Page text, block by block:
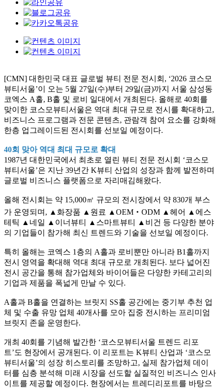
[CMN] 대한민국 대표 글로벌 뷰티 전문 전시회, ‘2026 코스모
뷰티서울’이 오는 5월 27일(수)부터 29일(금)까지 서울 삼성동
코엑스 A홀, B홀 및 로비 일대에서 개최된다. 올해로 40회를
맞이한 코스모뷰티서울은 역대 최대 규모로 전시를 확대하고,
비즈니스 프로그램과 전문 콘텐츠, 관람객 참여 요소를 강화해
한층 업그레이드된 전시회를 선보일 예정이다.
40회 맞아 역대 최대 규모로 확대
1987년 대한민국에서 최초로 열린 뷰티 전문 전시회 ‘코스모
뷰티서울’은 지난 39년간 K뷰티 산업의 성장과 함께 발전하며
글로벌 비즈니스 플랫폼으로 자리매김해왔다.
올해 전시회는 약 15,000㎡ 규모의 전시장에서 약 830개 부스
가 운영되며, ▲화장품 ▲원료 ▲OEM‧ODM ▲헤어 ▲에스
테틱 ▲네일 ▲이너뷰티 ▲스마트뷰티 ▲비건 등 다양한 분야
의 기업들이 참가해 최신 트렌드와 기술을 선보일 예정이다.
특히 올해는 코엑스 1층의 A홀과 로비뿐만 아니라 B1홀까지
전시 영역을 확대해 역대 최대 규모로 개최된다. 보다 넓어진
전시 공간을 통해 참가업체와 바이어들은 다양한 카테고리의
기업과 제품을 폭넓게 만날 수 있다.
A홀과 B홀을 연결하는 브릿지 SS홀 공간에는 중기부 추천 업
체 및 수출 유망 업체 40개사를 모아 집중 전시하는 프리미엄
브릿지 존을 운영한다.
개최 40회를 기념해 발간한 ‘코스모뷰티서울 트렌드 리포
트’도 현장에서 공개된다. 이 리포트는 K뷰티 산업과 ‘코스모
뷰티서울’의 성장 히스토리를 조망하고, 실제 참가업체 데이
터를 심층 분석해 미래 시장을 선도할 실질적인 비즈니스 인사
이트를 제공할 예정이다. 현장에서는 트레디리포트를 바탕으